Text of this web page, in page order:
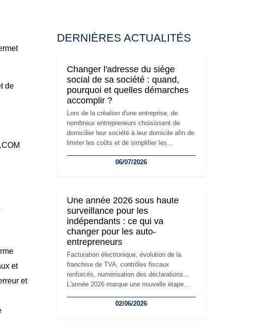
de
et
et
DERNIÈRES ACTUALITÉS
Changer l'adresse du siège
social de sa société : quand,
pourquoi et quelles démarches
accomplir ?
Lors de la création d'une entreprise, de
nombreux entrepreneurs choisissent de
domicilier leur société à leur domicile afin de
limiter les coûts et de simplifier les
l'activité, cette solution peut rapidement
siège social répond souvent à une nouvelle
étape de la vie de l'entreprise et implique
plusieurs formalités obligatoires.
06/07/2026
Une année 2026 sous haute
surveillance pour les
indépendants : ce qui va
changer pour les auto-
entrepreneurs
Facturation électronique, évolution de la
franchise de TVA, contrôles fiscaux
renforcés, numérisation des déclarations…
L'année 2026 marque une nouvelle étape
travailleurs indépendants. Si le régime de la
02/06/2026